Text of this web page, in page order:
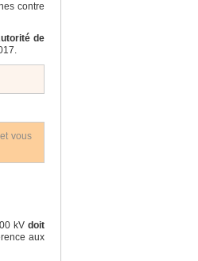
contre
de
vous
kV doit
aux